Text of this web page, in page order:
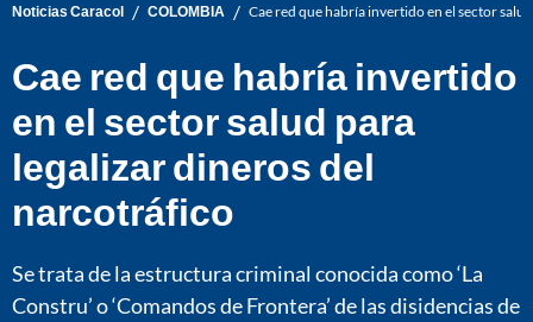
Noticias Caracol / COLOMBIA / Cae red que habría invertido en el sector
Cae red que habría invertido
en el sector salud para
legalizar dineros del
narcotráfico
Se trata de la estructura criminal conocida como ‘La
Constru’ o ‘Comandos de Frontera’ de las disidencias de